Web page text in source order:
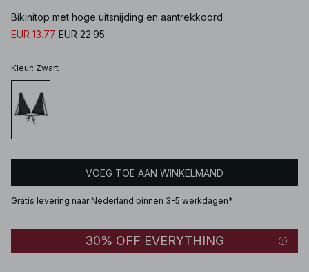
Bikinitop met hoge uitsnijding en aantrekkoord
EUR 13.77 EUR 22.95
Kleur: Zwart
VOEG TOE AAN WINKELMAND
Gratis levering naar Nederland binnen 3-5 werkdagen*
30% OFF EVERYTHING